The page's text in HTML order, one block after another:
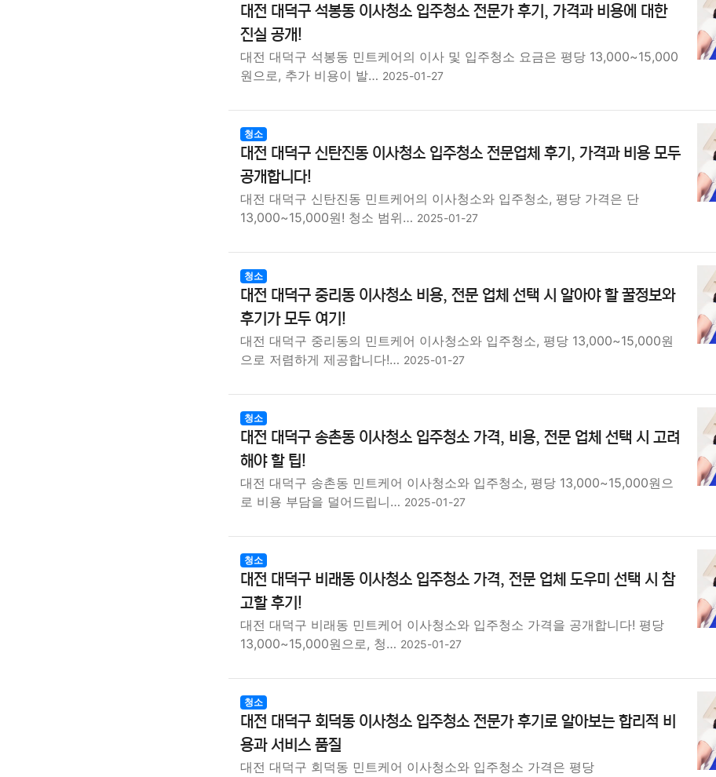
대전 대덕구 석봉동 이사청소 입주청소 전문가 후기, 가격과 비용에 대한
진실 공개!
대전 대덕구 석봉동 민트케어의 이사 및 입주청소 요금은 평당 13,000~15,000
원으로, 추가 비용이 발… 2025-01-27
청소
대전 대덕구 신탄진동 이사청소 입주청소 전문업체 후기, 가격과 비용 모두
공개합니다!
대전 대덕구 신탄진동 민트케어의 이사청소와 입주청소, 평당 가격은 단
13,000~15,000원! 청소 범위… 2025-01-27
청소
대전 대덕구 중리동 이사청소 비용, 전문 업체 선택 시 알아야 할 꿀정보와
후기가 모두 여기!
대전 대덕구 중리동의 민트케어 이사청소와 입주청소, 평당 13,000~15,000원
으로 저렴하게 제공합니다!… 2025-01-27
청소
대전 대덕구 송촌동 이사청소 입주청소 가격, 비용, 전문 업체 선택 시 고려
해야 할 팁!
대전 대덕구 송촌동 민트케어 이사청소와 입주청소, 평당 13,000~15,000원으
로 비용 부담을 덜어드립니… 2025-01-27
청소
대전 대덕구 비래동 이사청소 입주청소 가격, 전문 업체 도우미 선택 시 참
고할 후기!
대전 대덕구 비래동 민트케어 이사청소와 입주청소 가격을 공개합니다! 평당
13,000~15,000원으로, 청… 2025-01-27
청소
대전 대덕구 회덕동 이사청소 입주청소 전문가 후기로 알아보는 합리적 비
용과 서비스 품질
대전 대덕구 회덕동 민트케어 이사청소와 입주청소 가격은 평당